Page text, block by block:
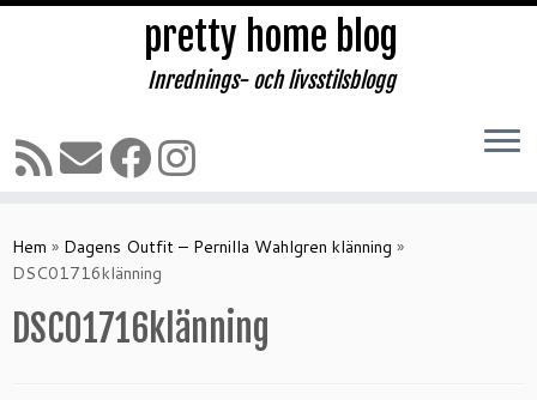
till
innehåll
pretty home blog
Inrednings- och livsstilsblogg
Hem » Dagens Outfit – Pernilla Wahlgren klänning »
DSC01716klänning
DSC01716klänning